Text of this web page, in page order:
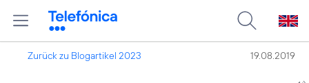
Zurück zu Blogartikel 2023 19.08.2019